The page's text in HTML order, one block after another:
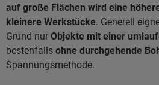
auf große Flächen wird eine
kleinere Werkstücke. Generell
Grund nur Objekte mit einer
bestenfalls ohne durchgehende
Spannungsmethode.